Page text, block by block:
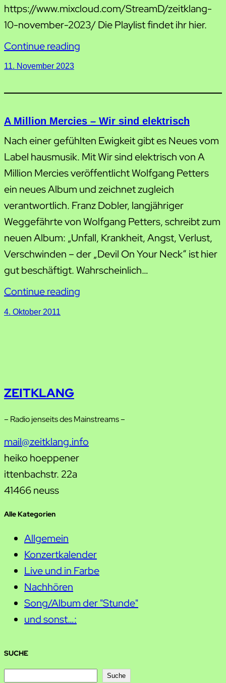
https://www.mixcloud.com/StreamD/zeitklang-
10-november-2023/ Die Playlist findet ihr hier.
Continue reading
11. November 2023
A Million Mercies – Wir sind elektrisch
Nach einer gefühlten Ewigkeit gibt es Neues vom
Label hausmusik. Mit Wir sind elektrisch von A
Million Mercies veröffentlicht Wolfgang Petters
ein neues Album und zeichnet zugleich
verantwortlich. Franz Dobler, langjähriger
Weggefährte von Wolfgang Petters, schreibt zum
neuen Album: „Unfall, Krankheit, Angst, Verlust,
Verschwinden – der „Devil On Your Neck“ ist hier
gut beschäftigt. Wahrscheinlich…
Continue reading
4. Oktober 2011
ZEITKLANG
– Radio jenseits des Mainstreams –
mail@zeitklang.info
heiko hoeppener
ittenbachstr. 22a
41466 neuss
Alle Kategorien
Allgemein
Konzertkalender
Live und in Farbe
Nachhören
Song/Album der "Stunde"
und sonst…:
SUCHE
Suche